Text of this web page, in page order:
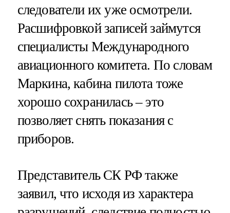
следователи их уже осмотрели.
Расшифровкой записей займутся
специалисты Международного
авиационного комитета. По словам
Маркина, кабина пилота тоже
хорошо сохранилась – это
позволяет снять показания с
приборов.
Представитель СК РФ также
заявил, что исходя из характера